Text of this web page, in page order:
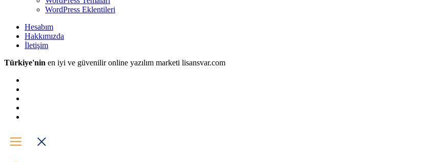
WordPress Eklentileri
Hesabım
Hakkımızda
İletişim
Türkiye'nin en iyi ve güvenilir online yazılım marketi lisansvar.com